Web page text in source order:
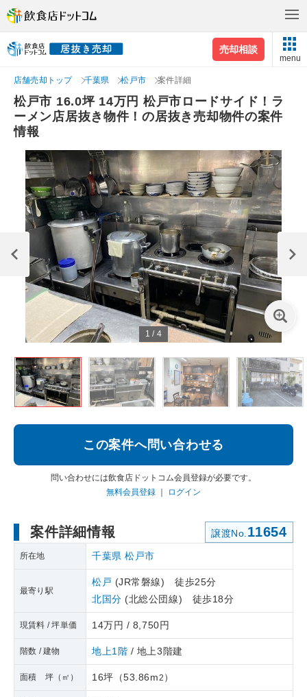
売却相談
menu
店舗売却トップ 千葉県 松戸市 案件詳細
松戸市 16.0坪 14万円 松戸市ロードサイド！ラ
ーメン店居抜き物件！の居抜き売却物件の案件
情報
1 / 4
この案件へ問い合わせる
問い合わせには飲食店ドットコム会員登録が必要です。
無料会員登録
ログイン
案件詳細情報 譲渡No. 11654
所在地 千葉県 松戸市
最寄り駅
松戸 (JR常磐線) 徒歩25分
北国分 (北総公団線) 徒歩18分
現賃料 / 坪単価 14万円 / 8,750円
階数 / 建物 地上1階 / 地上3階建
面積 坪（㎡） 16坪 （53.86m2 ）